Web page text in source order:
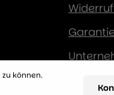
können.